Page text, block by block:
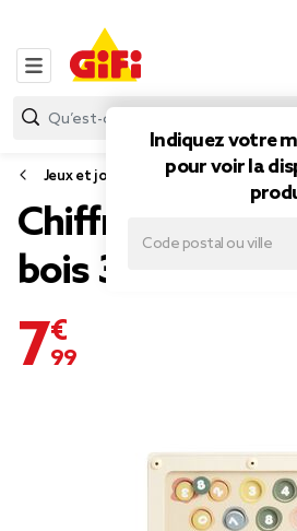
Indiquez votre
pour voir la
Jeux et jouets d'éveil
Chiffre
bois 30x22,5cm
7,99 €